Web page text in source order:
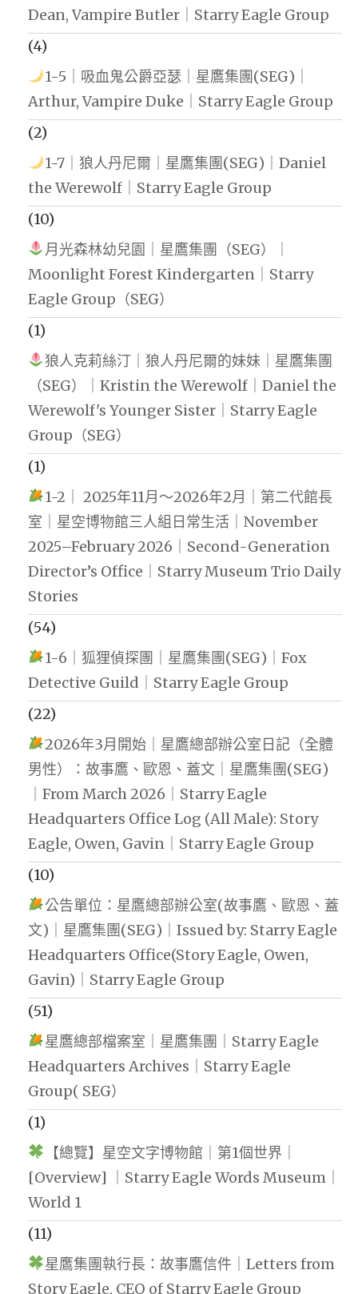
Dean, Vampire Butler｜Starry Eagle Group
(4)
1-5｜吸血鬼公爵亞瑟｜星鷹集團(SEG)｜
Arthur, Vampire Duke｜Starry Eagle Group
(2)
1-7｜狼人丹尼爾｜星鷹集團(SEG)｜Daniel
the Werewolf｜Starry Eagle Group
(10)
月光森林幼兒園｜星鷹集團（SEG）｜
Moonlight Forest Kindergarten｜Starry
Eagle Group（SEG）
(1)
狼人克莉絲汀｜狼人丹尼爾的妹妹｜星鷹集團
（SEG）｜Kristin the Werewolf｜Daniel the
Werewolf's Younger Sister｜Starry Eagle
Group（SEG）
(1)
1-2｜ 2025年11月～2026年2月｜第二代館長
室｜星空博物館三人組日常生活｜November
2025–February 2026｜Second-Generation
Director’s Office｜Starry Museum Trio Daily
Stories
(54)
1-6｜狐狸偵探團｜星鷹集團(SEG)｜Fox
Detective Guild｜Starry Eagle Group
(22)
2026年3月開始｜星鷹總部辦公室日記（全體
男性）：故事鷹、歐恩、蓋文｜星鷹集團(SEG)
｜From March 2026｜Starry Eagle
Headquarters Office Log (All Male): Story
Eagle, Owen, Gavin｜Starry Eagle Group
(10)
公告單位：星鷹總部辦公室(故事鷹、歐恩、蓋
文)｜星鷹集團(SEG)｜Issued by: Starry Eagle
Headquarters Office(Story Eagle, Owen,
Gavin)｜Starry Eagle Group
(51)
星鷹總部檔案室｜星鷹集團｜Starry Eagle
Headquarters Archives｜Starry Eagle
Group( SEG）
(1)
【總覽】星空文字博物館｜第1個世界｜
[Overview] ｜Starry Eagle Words Museum｜
World 1
(11)
星鷹集團執行長：故事鷹信件｜Letters from
Story Eagle, CEO of Starry Eagle Group